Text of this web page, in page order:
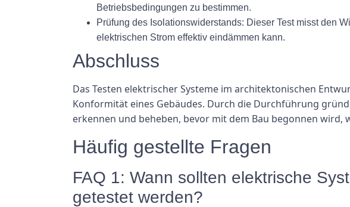
Betriebsbedingungen zu bestimmen.
Prüfung des Isolationswiderstands: Dieser Test misst den
elektrischen Strom effektiv eindämmen kann.
Abschluss
Das Testen elektrischer Systeme im architektonischen
Konformität eines Gebäudes. Durch die Durchführung
erkennen und beheben, bevor mit dem Bau begonnen wird,
Häufig gestellte Fragen
FAQ 1: Wann sollten elektrische
getestet werden?